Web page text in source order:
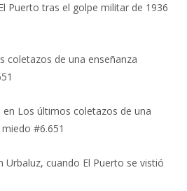
Puerto tras el golpe militar de 1936
coletazos de una enseñanza
en Los últimos coletazos de una
#6.651
Urbaluz, cuando El Puerto se vistió